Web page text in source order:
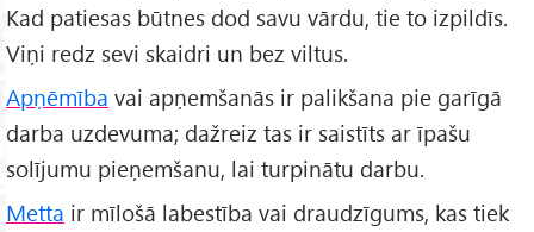
Kad patiesas būtnes dod savu vārdu, tie to izpildīs.
Viņi redz sevi skaidri un bez viltus.
Apņēmība vai apņemšanās ir palikšana pie garīgā
darba uzdevuma; dažreiz tas ir saistīts ar īpašu
solījumu pieņemšanu, lai turpinātu darbu.
Metta ir mīlošā labestība vai draudzīgums, kas tiek